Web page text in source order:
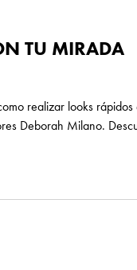
TU MIRADA
realizar looks
Deborah Milano.